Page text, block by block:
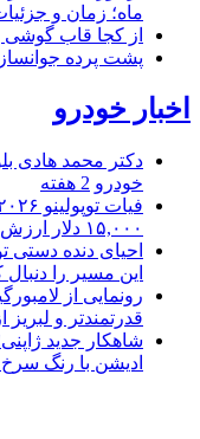
ماه؛ زمان و
از کجا قاب گوشی
پشت پرده
اخبار خودرو
دکتر محمد هادی
خودرو 2 هفته
۱۵,۰۰۰ دلار ارزش خرید دارد؟
احیای دنده
این مسیر را دنبال
قدرتمندتر و لبریز
ادیشن با رنگ سرخ